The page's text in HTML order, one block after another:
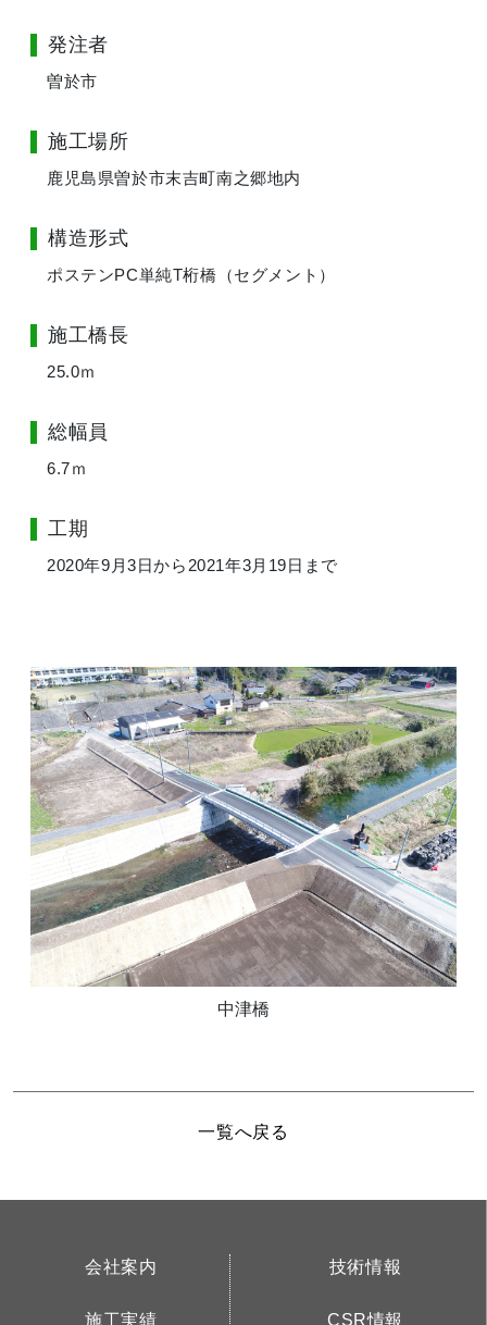
発注者
曽於市
施工場所
鹿児島県曽於市末吉町南之郷地内
構造形式
ポステンPC単純T桁橋（セグメント）
施工橋長
25.0ｍ
総幅員
6.7ｍ
工期
2020年9月3日から2021年3月19日まで
中津橋
一覧へ戻る
会社案内
施工実績
技術情報
CSR情報